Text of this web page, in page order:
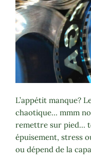
L’appétit manque?
chaotique… mmm
remettre sur pied…
épuisement, stress
ou dépend de la